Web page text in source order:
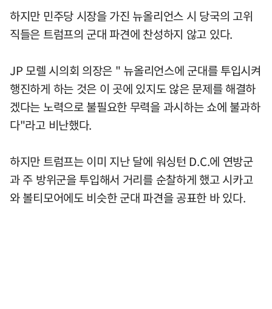
하지만 민주당 시장을 가진 뉴올리언스 시 당국의 고위
직들은 트럼프의 군대 파견에 찬성하지 않고 있다.
JP 모렐 시의회 의장은 " 뉴올리언스에 군대를 투입시켜
행진하게 하는 것은 이 곳에 있지도 않은 문제를 해결하
겠다는 노력으로 불필요한 무력을 과시하는 쇼에 불과하
다"라고 비난했다.
하지만 트럼프는 이미 지난 달에 워싱턴 D.C.에 연방군
과 주 방위군을 투입해서 거리를 순찰하게 했고 시카고
와 볼티모어에도 비슷한 군대 파견을 공표한 바 있다.